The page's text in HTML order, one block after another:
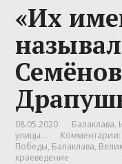
«Их
08.05.2020
улицы...
Комментарии:
Победы, Балаклава,
краеведение